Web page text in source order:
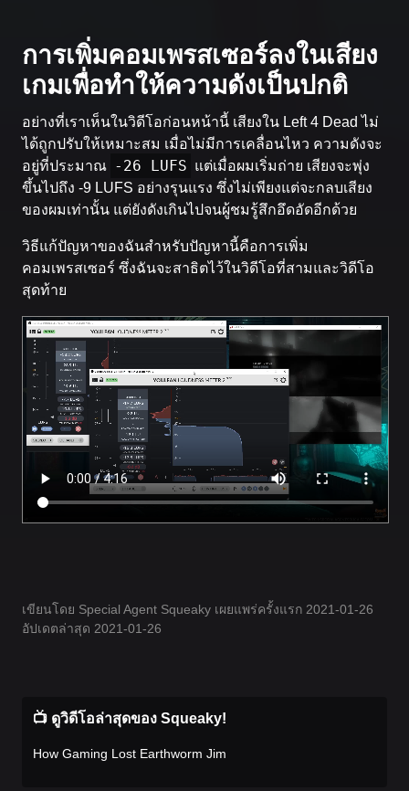
การเพิ่มคอมเพรสเซอร์ลงในเสียง
เกมเพื่อทำให้ความดังเป็นปกติ
อย่างที่เราเห็นในวิดีโอก่อนหน้านี้ เสียงใน Left 4 Dead ไม่
ได้ถูกปรับให้เหมาะสม เมื่อไม่มีการเคลื่อนไหว ความดังจะ
อยู่ที่ประมาณ -26 LUFS แต่เมื่อผมเริ่มถ่าย เสียงจะพุ่ง
ขึ้นไปถึง -9 LUFS อย่างรุนแรง ซึ่งไม่เพียงแต่จะกลบเสียง
ของผมเท่านั้น แต่ยังดังเกินไปจนผู้ชมรู้สึกอึดอัดอีกด้วย
วิธีแก้ปัญหาของฉันสำหรับปัญหานี้คือการเพิ่ม
คอมเพรสเซอร์ ซึ่งฉันจะสาธิตไว้ในวิดีโอที่สามและวิดีโอ
สุดท้าย
เขียนโดย Special Agent Squeaky เผยแพร่ครั้งแรก 2021-01-26
อัปเดตล่าสุด 2021-01-26
📺 ดูวิดีโอล่าสุดของ Squeaky!
How Gaming Lost Earthworm Jim